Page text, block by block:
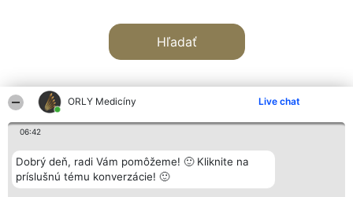
ORLY Medicíny Live chat
06:42
Dobrý deň, radi Vám pomôžeme! 🙂 Kliknite na
príslušnú tému konverzácie! 🙂
Hľadať
Organizátor hodnotenia
Bright Side Solutions sp. z o.
o. sp. k.
Hodnotenie
Laureáti
Lista
Kontakt
Kontakt